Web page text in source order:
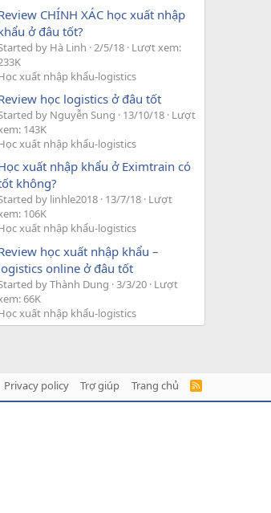
CHÍNH XÁC học xuất nhập
ở đâu tốt?
by Hà Linh 2/5/18 Lượt xem:
xuất nhập khẩu-logistics
học logistics ở đâu tốt
by Nguyễn Sung 13/10/18 Lượt
143K
xuất nhập khẩu-logistics
xuất nhập khẩu ở Eximtrain có
không?
by linhle2018 13/7/18 Lượt
106K
xuất nhập khẩu-logistics
học xuất nhập khẩu –
online ở đâu tốt
by Thành Dung 3/3/20 Lượt
66K
xuất nhập khẩu-logistics
Privacy policy Trợ giúp Trang chủ
R